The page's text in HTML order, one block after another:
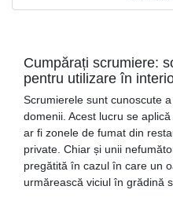
Cumpărați scrumiere:
pentru utilizare în
Scrumierele sunt cunoscute
domenii. Acest lucru se
ar fi zonele de fumat din
private. Chiar și unii
pregătită în cazul în care un
urmărească viciul în grădină